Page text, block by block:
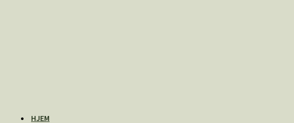
HJEM